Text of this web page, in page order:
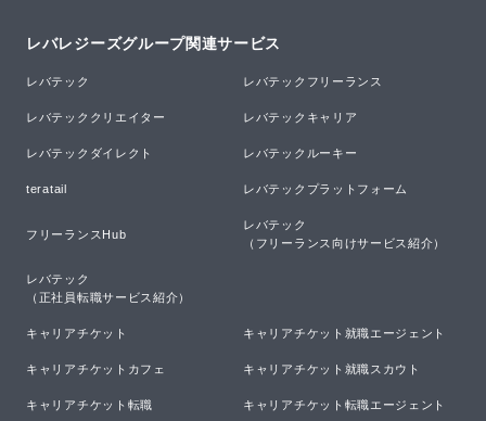
レバレジーズグループ関連サービス
レバテック レバテックフリーランス
レバテッククリエイター レバテックキャリア
レバテックダイレクト レバテックルーキー
teratail レバテックプラットフォーム
フリーランスHub
レバテック
（フリーランス向けサービス紹介）
レバテック
（正社員転職サービス紹介）
キャリアチケット キャリアチケット就職エージェント
キャリアチケットカフェ キャリアチケット就職スカウト
キャリアチケット転職 キャリアチケット転職エージェント